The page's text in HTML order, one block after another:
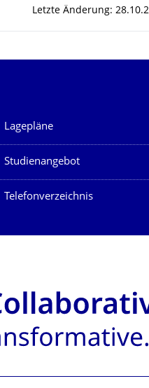
Letzte Änderung:
Unsere Dienste
Lagepläne
Studienangebot
Telefonverzeichnis